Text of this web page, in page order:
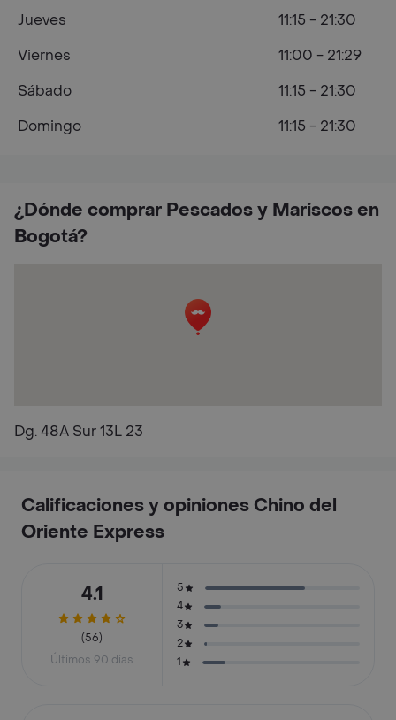
¿Dónde comprar Pescados y Mariscos en
Bogotá?
Dg. 48A Sur 13L 23
Jueves
11:15 - 21:30
Viernes
11:00 - 21:29
Sábado
11:15 - 21:30
Domingo
11:15 - 21:30
Calificaciones y opiniones Chino del
Oriente Express
4.1
(56)
Últimos 90 días
5
4
3
2
1